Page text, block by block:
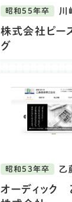
昭和55年卒 川
株式会社ピー
グ
昭和53年卒 乙
オーディッ